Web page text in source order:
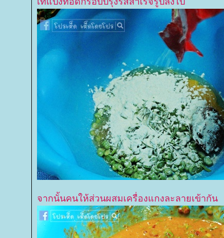
จากนั้นคนให้ส่วนผสมเครื่องแกงละลายเข้ากัน